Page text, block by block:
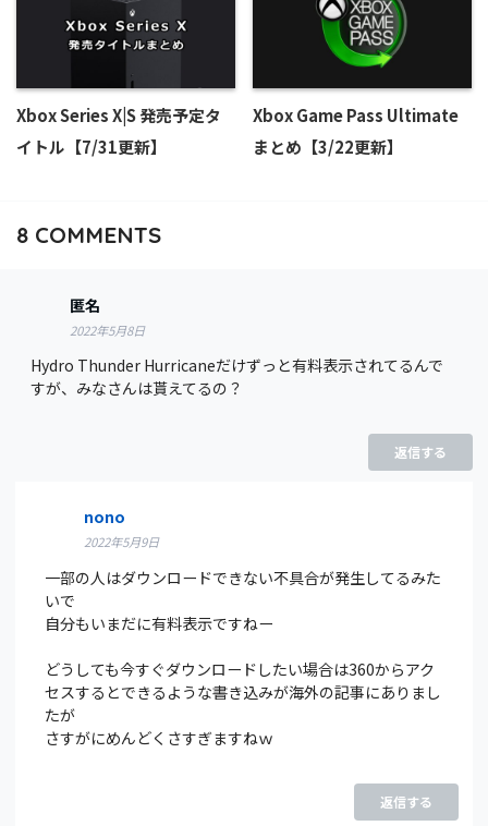
Xbox Series X|S 発売予定タ
イトル【7/31更新】
Xbox Game Pass Ultimate
まとめ【3/22更新】
8 COMMENTS
匿名
2022年5月8日
Hydro Thunder Hurricaneだけずっと有料表示されてるんで
すが、みなさんは貰えてるの？
返信する
nono
2022年5月9日
一部の人はダウンロードできない不具合が発生してるみた
いで
自分もいまだに有料表示ですねー
どうしても今すぐダウンロードしたい場合は360からアク
セスするとできるような書き込みが海外の記事にありまし
たが
さすがにめんどくさすぎますねｗ
返信する